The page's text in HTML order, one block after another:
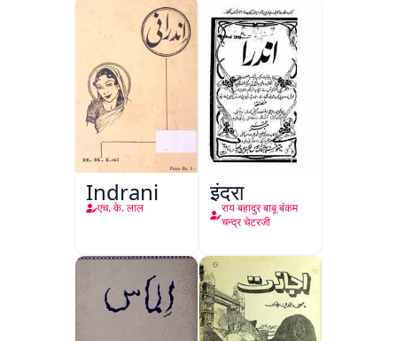
Indrani
एच. के. लाल
इंद्रा
राय बहादुर बाबू बंकम
चन्द्र चेटरजी